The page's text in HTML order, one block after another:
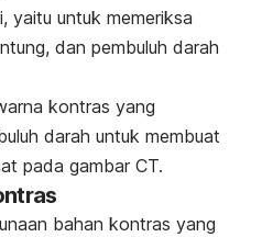
yaitu untuk memeriksa
dan pembuluh darah
kontras yang
darah untuk membuat
pada gambar CT.
bahan kontras yang